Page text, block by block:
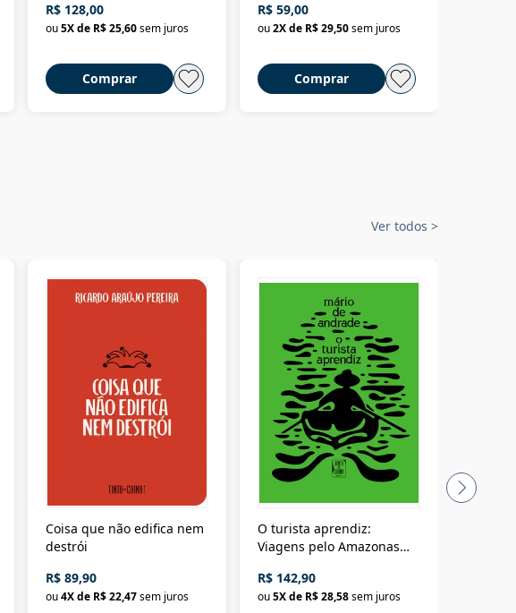
Civilização material
R$ 128,00
ou5X de R$ 25,60sem juros
Comprar
selvagem
R$ 59,00
ou2X de R$ 29,50sem juros
Comprar
Ver todos >
Coisa que não edifica nem
destrói
R$ 89,90
ou4X de R$ 22,47sem juros
O turista aprendiz:
Viagens pelo Amazonas
até a Bolívia e por Marajó
até dizer chega
R$ 142,90
ou5X de R$ 28,58sem juros